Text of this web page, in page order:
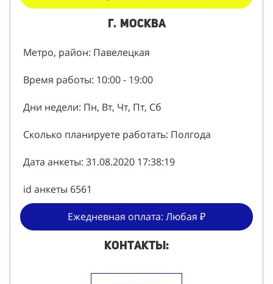
Кол-во проведенных акций: 0
Метро, район: Павелецкая
Время работы: 10:00 - 19:00
Дни недели: Пн, Вт, Чт, Пт, Сб
Сколько планируете работать: Полгода
Дата анкеты: 31.08.2020 17:38:19
id анкеты 6561
Ежедневная оплата: Любая ₽